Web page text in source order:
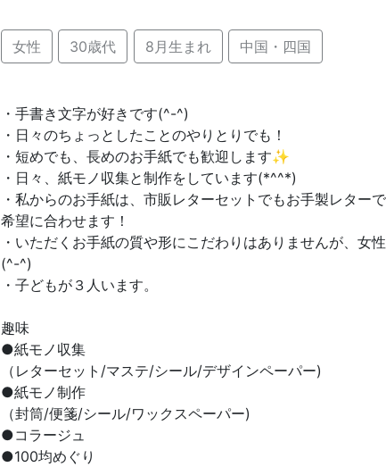
女性 30歳代 8月生まれ 中国・四国
・手書き文字が好きです(^-^)
・日々のちょっとしたことのやりとりでも！
・短めでも、長めのお手紙でも歓迎します✨
・日々、紙モノ収集と制作をしています(*^^*)
・私からのお手紙は、市販レターセットでもお手製レタ
希望に合わせます！
・いただくお手紙の質や形にこだわりはありませんが、女
(^-^)
・子どもが３人います。
趣味
●紙モノ収集
（レターセット/マステ/シール/デザインペーパー)
●紙モノ制作
（封筒/便箋/シール/ワックスペーパー)
●コラージュ
●100均めぐり